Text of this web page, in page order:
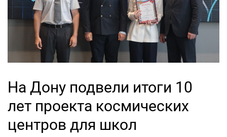
На Дону подвели итоги 10
лет проекта космических
центров для школ